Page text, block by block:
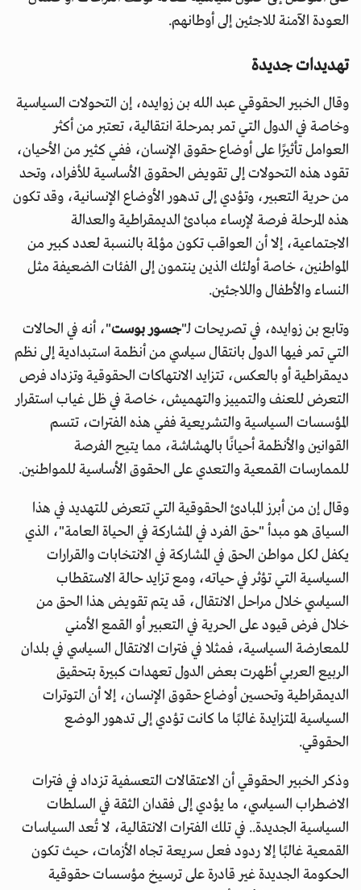
العودة الآمنة للاجئين إلى أوطانهم.
تهديدات جديدة
وقال الخبير الحقوقي عبد الله بن زوايده، إن التحولات السياسية
وخاصة في الدول التي تمر بمرحلة انتقالية، تعتبر من أكثر
العوامل تأثيرًا على أوضاع حقوق الإنسان، ففي كثير من الأحيان،
تقود هذه التحولات إلى تقويض الحقوق الأساسية للأفراد، وتحد
من حرية التعبير، وتؤدي إلى تدهور الأوضاع الإنسانية، وقد تكون
هذه المرحلة فرصة لإرساء مبادئ الديمقراطية والعدالة
الاجتماعية، إلا أن العواقب تكون مؤلمة بالنسبة لعدد كبير من
المواطنين، خاصة أولئك الذين ينتمون إلى الفئات الضعيفة مثل
النساء والأطفال واللاجئين.
وتابع بن زوايده، في تصريحات لـ"جسور بوست"، أنه في الحالات
التي تمر فيها الدول بانتقال سياسي من أنظمة استبدادية إلى نظم
ديمقراطية أو بالعكس، تتزايد الانتهاكات الحقوقية وتزداد فرص
التعرض للعنف والتمييز والتهميش، خاصة في ظل غياب استقرار
المؤسسات السياسية والتشريعية ففي هذه الفترات، تتسم
القوانين والأنظمة أحيانًا بالهشاشة، مما يتيح الفرصة
للممارسات القمعية والتعدي على الحقوق الأساسية للمواطنين.
وقال إن من أبرز المبادئ الحقوقية التي تتعرض للتهديد في هذا
السياق هو مبدأ "حق الفرد في المشاركة في الحياة العامة"، الذي
يكفل لكل مواطن الحق في المشاركة في الانتخابات والقرارات
السياسية التي تؤثر في حياته، ومع تزايد حالة الاستقطاب
السياسي خلال مراحل الانتقال، قد يتم تقويض هذا الحق من
خلال فرض قيود على الحرية في التعبير أو القمع الأمني
للمعارضة السياسية، فمثلا في فترات الانتقال السياسي في بلدان
الربيع العربي أظهرت بعض الدول تعهدات كبيرة بتحقيق
الديمقراطية وتحسين أوضاع حقوق الإنسان، إلا أن التوترات
السياسية المتزايدة غالبًا ما كانت تؤدي إلى تدهور الوضع
الحقوقي.
وذكر الخبير الحقوقي أن الاعتقالات التعسفية تزداد في فترات
الاضطراب السياسي، ما يؤدي إلى فقدان الثقة في السلطات
السياسية الجديدة.. في تلك الفترات الانتقالية، لا تُعد السياسات
القمعية غالبًا إلا ردود فعل سريعة تجاه الأزمات، حيث تكون
الحكومة الجديدة غير قادرة على ترسيخ مؤسسات حقوقية